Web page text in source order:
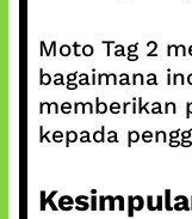
Moto Tag 2
bagaimana
memberikan
kepada